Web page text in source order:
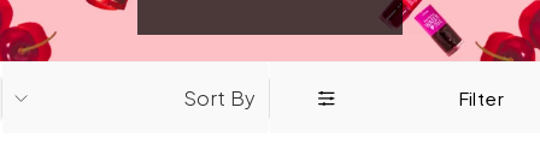
Filter
Sort By